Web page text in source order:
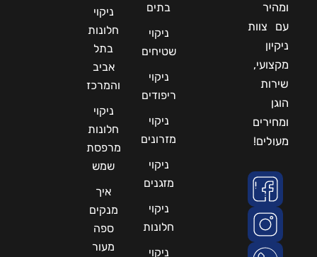
ומהיר
עם צוות
ניקיון
מקצועי,
שירות
הוגן
ומחירים
מעולים!
בתים
ניקוי
שטיחים
ניקוי
ריפודים
ניקוי
מזרונים
ניקוי
מזגנים
ניקוי
חלונות
ניקוי
ניקוי
חלונות
בתל
אביב
והמרכז
ניקוי
חלונות
מרפסת
שמש
איך
מנקים
ספה
מעור